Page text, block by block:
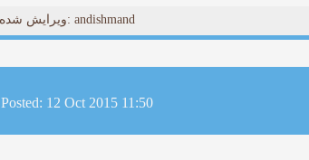
ویرایش شده توسط: andishmand
Posted: 12 Oct 2015 11:50